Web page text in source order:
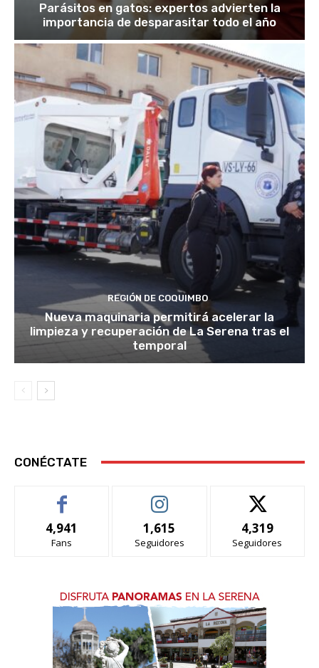
Parásitos en gatos: expertos advierten la
importancia de desparasitar todo el año
REGIÓN DE COQUIMBO
Nueva maquinaria permitirá acelerar la
limpieza y recuperación de La Serena tras el
temporal
CONÉCTATE
4,941
Fans
1,615
Seguidores
4,319
Seguidores